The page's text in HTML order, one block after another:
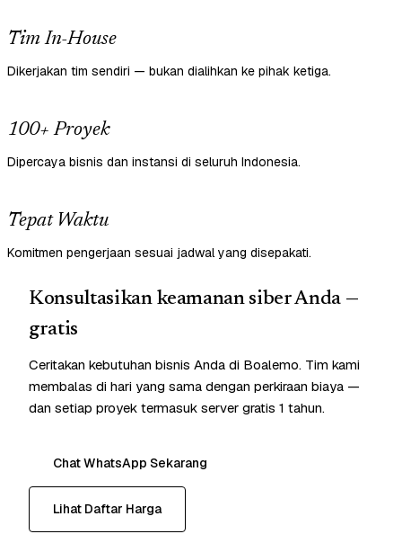
Tim In-House
Dikerjakan tim sendiri — bukan dialihkan ke pihak ketiga.
100+ Proyek
Dipercaya bisnis dan instansi di seluruh Indonesia.
Tepat Waktu
Komitmen pengerjaan sesuai jadwal yang disepakati.
Konsultasikan keamanan siber Anda —
gratis
Ceritakan kebutuhan bisnis Anda di Boalemo. Tim kami
membalas di hari yang sama dengan perkiraan biaya —
dan setiap proyek termasuk server gratis 1 tahun.
Chat WhatsApp Sekarang
Lihat Daftar Harga